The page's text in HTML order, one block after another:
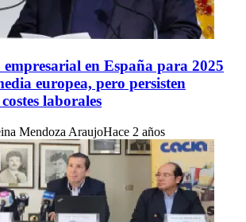
en España para 2025
europea, pero persisten
laborales
Mendoza AraujoHace 2 años